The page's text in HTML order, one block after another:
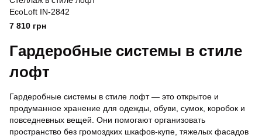
EcoLoft IN-2842
7 810 грн
Гардеробные системы в стиле
лофт
Гардеробные системы в стиле лофт — это открытое и
продуманное хранение для одежды, обуви, сумок, коробок и
повседневных вещей. Они помогают организовать
пространство без громоздких шкафов-купе, тяжелых фасадов